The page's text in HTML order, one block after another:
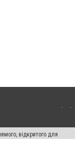
відкритого для